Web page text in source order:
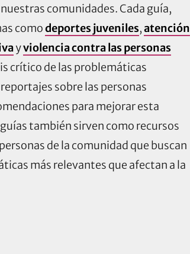
comunidades. Cada guía,
comodeportes juveniles,atención
yviolencia contra las personas
crítico de las problemáticas
sobre las personas
para mejorar esta
también sirven como recursos
de la comunidad que buscan
más relevantes que afectan a la